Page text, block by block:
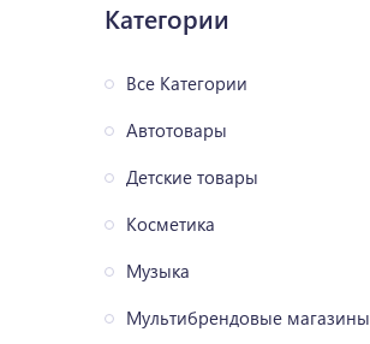
Категории
Все Категории
Автотовары
Детские товары
Косметика
Музыка
Мультибрендовые магазины